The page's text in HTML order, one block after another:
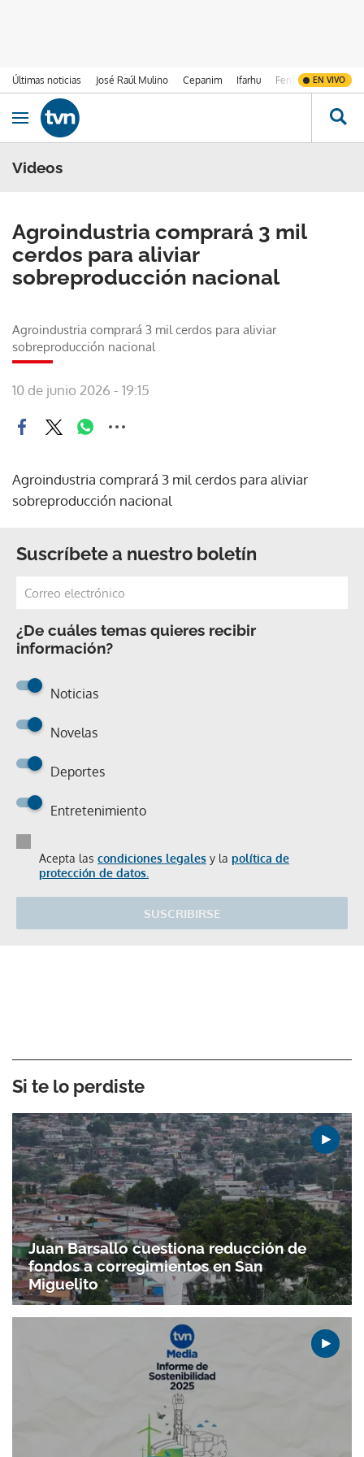
Últimas noticias José Raúl Mulino Cepanim Ifarhu Fenómeno de El
EN VIVO
Ir al contenido
Obrir navegació
Videos
Agroindustria comprará 3 mil
cerdos para aliviar
sobreproducción nacional
Agroindustria comprará 3 mil cerdos para aliviar
sobreproducción nacional
10 de junio 2026 - 19:15
Agroindustria comprará 3 mil cerdos para aliviar
sobreproducción nacional
Suscríbete a nuestro boletín
¿De cuáles temas quieres recibir
información?
Noticias
Novelas
Deportes
Entretenimiento
Acepta las condiciones legales y la política de
protección de datos.
SUSCRIBIRSE
Si te lo perdiste
Juan Barsallo cuestiona reducción de
fondos a corregimientos en San
Miguelito